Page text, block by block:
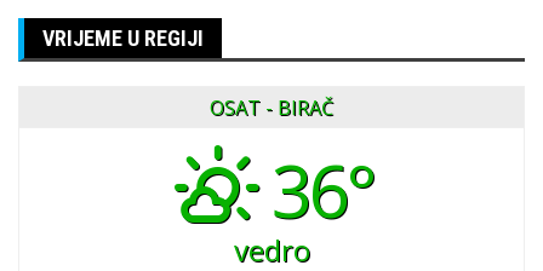
VRIJEME U REGIJI
OSAT - BIRAČ
36°
vedro